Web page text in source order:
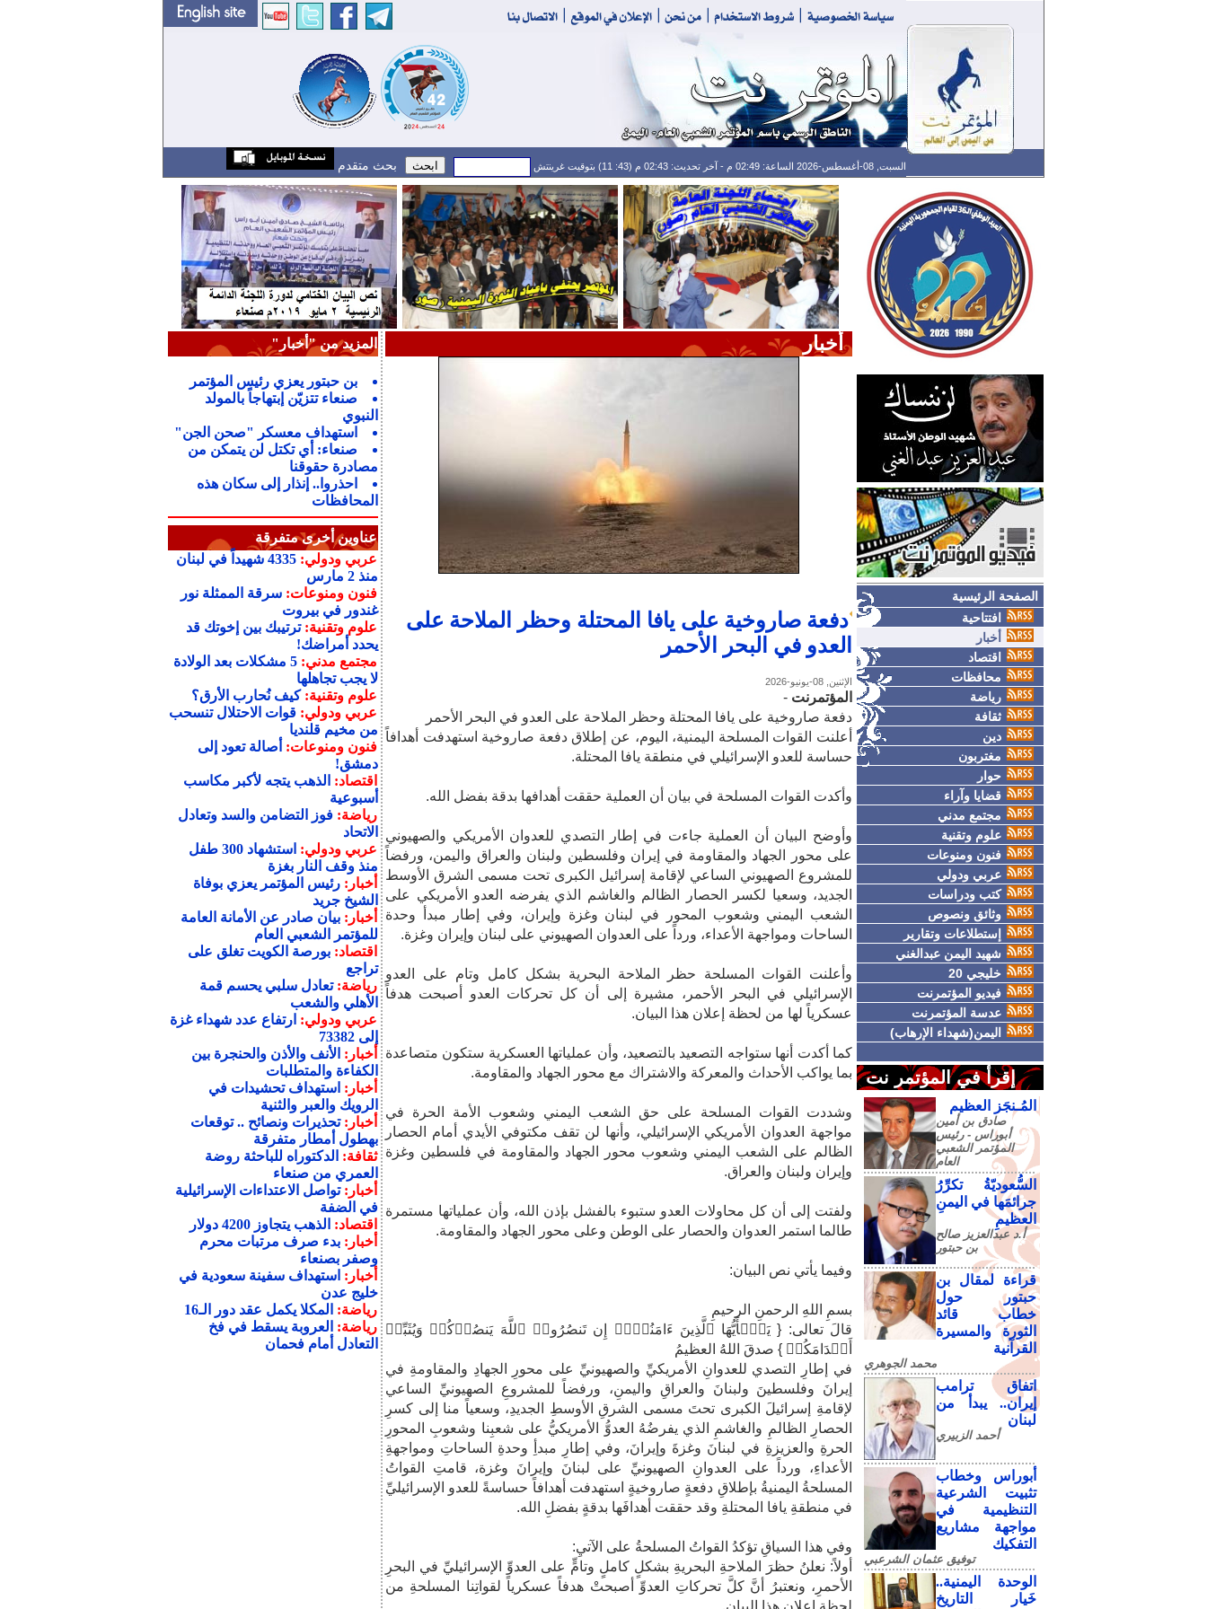
السبت, 08-أغسطس-2026 الساعة: 02:49 م - آخر تحديث: 02:43 م (43: 11) بتوقيت غرينتش بحث متقدم
الصفحة الرئيسية
افتتاحية
أخبار
اقتصاد
محافظات
رياضة
ثقافة
دين
مغتربون
حوار
قضايا وآراء
مجتمع مدني
علوم وتقنية
فنون ومنوعات
عربي ودولي
كتب ودراسات
وثائق ونصوص
إستطلاعات وتقارير
شهيد اليمن عبدالغني
خليجي 20
فيديو المؤتمرنت
عدسة المؤتمرنت
اليمن(شهداء الإرهاب)
إقرأ في المؤتمر نت
المُـنجَز العظيم
صادق‮ ‬بن‮ ‬أمين‮
‬أبوراس - رئيس‮
‬المؤتمر‮ ‬الشعبي‮
‬العام
السُّعوديّةُ تكرِّرُ
جرائمَها في اليمنِ
العظيمِ
أ.د عبدالعزيز صالح
بن حبتور
قراءة لمقال بن
حبتور حول
خطاب قائد
الثورة والمسيرة
القرآنية
محمد الجوهري
اتفاق ترامب
إيران.. يبدأ من
لبنان
أحمد الزبيري
أبوراس وخطاب
تثبيت الشرعية
التنظيمية في
مواجهة مشاريع
التفكيك
توفيق عثمان الشرعبي
الوحدة اليمنية..
خَيار التاريخ
أخبار
دفعة صاروخية على يافا المحتلة وحظر الملاحة على
العدو في البحر الأحمر
الإثنين, 08-يونيو-2026
المؤتمرنت -
دفعة صاروخية على يافا المحتلة وحظر الملاحة على العدو في البحر الأحمر
أعلنت القوات المسلحة اليمنية، اليوم، عن إطلاق دفعة صاروخية استهدفت أهدافاً
حساسة للعدو الإسرائيلي في منطقة يافا المحتلة.
وأكدت القوات المسلحة في بيان أن العملية حققت أهدافها بدقة بفضل الله.
وأوضح البيان أن العملية جاءت في إطار التصدي للعدوان الأمريكي والصهيوني
على محور الجهاد والمقاومة في إيران وفلسطين ولبنان والعراق واليمن، ورفضاً
للمشروع الصهيوني الساعي لإقامة إسرائيل الكبرى تحت مسمى الشرق الأوسط
الجديد، وسعيا لكسر الحصار الظالم والغاشم الذي يفرضه العدو الأمريكي على
الشعب اليمني وشعوب المحور في لبنان وغزة وإيران، وفي إطار مبدأ وحدة
الساحات ومواجهة الأعداء، ورداً على العدوان الصهيوني على لبنان وإيران وغزة.
وأعلنت القوات المسلحة حظر الملاحة البحرية بشكل كامل وتام على العدو
الإسرائيلي في البحر الأحمر، مشيرة إلى أن كل تحركات العدو أصبحت هدفاً
عسكرياً لها من لحظة إعلان هذا البيان.
كما أكدت أنها ستواجه التصعيد بالتصعيد، وأن عملياتها العسكرية ستكون متصاعدة
بما يواكب الأحداث والمعركة والاشتراك مع محور الجهاد والمقاومة.
وشددت القوات المسلحة على حق الشعب اليمني وشعوب الأمة الحرة في
مواجهة العدوان الأمريكي الإسرائيلي، وأنها لن تقف مكتوفي الأيدي أمام الحصار
الظالم على الشعب اليمني وشعوب محور الجهاد والمقاومة في فلسطين وغزة
وإيران ولبنان والعراق.
ولفتت إلى أن كل محاولات العدو ستبوء بالفشل بإذن الله، وأن عملياتها مستمرة
طالما استمر العدوان والحصار على الوطن وعلى محور الجهاد والمقاومة.
وفيما يأتي نص البيان:
بسمِ اللهِ الرحمنِ الرحيمِ
قالَ تعالى: { یَـٰۤأَیُّهَا ٱلَّذِینَ ءَامَنُوۤا۟ إِن تَنصُرُوا۟ ٱللَّهَ یَنصُرۡكُمۡ وَیُثَبِّتۡ
أَقۡدَامَكُمۡ } صدقَ اللهُ العظيمُ
في إطارِ التصدي للعدوانِ الأمريكيِّ والصهيونيِّ على محورِ الجهادِ والمقاومةِ في
إيرانَ وفلسطينَ ولبنانَ والعراقِ واليمنِ، ورفضاً للمشروعِ الصهيونيِّ الساعي
لإقامةِ إسرائيلَ الكبرى تحتَ مسمى الشرقِ الأوسطِ الجديدِ، وسعياً منا إلى كسرِ
الحصارِ الظالمِ والغاشمِ الذي يفرضُهُ العدوُّ الأمريكيُّ على شعبِنا وشعوبِ المحورِ
الحرةِ والعزيزةِ في لبنانَ وغزةَ وإيرانَ، وفي إطارِ مبدأِ وحدةِ الساحاتِ ومواجهةِ
الأعداءِ، ورداً على العدوانِ الصهيونيِّ على لبنانَ وإيرانَ وغزة، قامتِ القواتُ
المسلحةُ اليمنيةُ بإطلاقِ دفعةٍ صاروخيةٍ استهدفت أهدافاً حساسةً للعدو الإسرائيليِّ
في منطقةِ يافا المحتلةِ وقد حققت أهدافَها بدقةٍ بفضلِ الله.
وفي هذا السياقِ تؤكدُ القواتُ المسلحةُ على الآتيِ:
أولاً: نعلنُ حظرَ الملاحةِ البحريةِ بشكلٍ كاملٍ وتامٍّ على العدوِّ الإسرائيليِّ في البحرِ
الأحمرِ، ونعتبرُ أنَّ كلَّ تحركاتِ العدوِّ أصبحتْ هدفاً عسكرياً لقواتِنا المسلحةِ من
لحظةِ إعلانِ هذا البيانِ.
المزيد من "أخبار"
بن حبتور يعزي رئيس المؤتمر
صنعاء تتزيّن إبتهاجاً بالمولد
النبوي
استهداف معسكر "صحن الجن"
صنعاء: أي تكتل لن يتمكن من
مصادرة حقوقنا
احذروا.. إنذار إلى سكان هذه
المحافظات
عناوين أخرى متفرقة
عربي ودولي:
4335 شهيداً في لبنان
منذ 2 مارس
فنون ومنوعات:سرقة الممثلة نور
غندور في بيروت
علوم وتقنية:ترتيبك بين إخوتك قد
يحدد أمراضك!
مجتمع مدني:
5 مشكلات بعد الولادة
لا يجب تجاهلها
علوم وتقنية:كيف نُحارب الأرق؟
عربي ودولي:قوات الاحتلال تنسحب
من مخيم قلنديا
فنون ومنوعات: أصالة تعود إلى
دمشق!
اقتصاد: الذهب يتجه لأكبر مكاسب
أسبوعية
رياضة:فوز التضامن والسد وتعادل
الاتحاد
عربي ودولي:
استشهاد 300 طفل
منذ وقف النار بغزة
أخبار:رئيس المؤتمر يعزي بوفاة
الشيخ جريد
أخبار:بيان صادر عن الأمانة العامة
للمؤتمر الشعبي العام
اقتصاد:بورصة الكويت تغلق على
تراجع
رياضة:تعادل سلبي يحسم قمة
الأهلي والشعب
عربي ودولي: ارتفاع عدد شهداء غزة
إلى 73382
أخبار: الأنف والأذن والحنجرة بين
الكفاءة والمتطلبات
أخبار: استهداف تحشيدات في
الرويك والعبر والثنية
أخبار:تحذيرات ونصائح .. توقعات
بهطول أمطار متفرقة
ثقافة: الدكتوراه للباحثة روضة
العمري من صنعاء
أخبار:تواصل الاعتداءات الإسرائيلية
في الضفة
اقتصاد: الذهب يتجاوز 4200 دولار
أخبار:بدء صرف مرتبات محرم
وصفر بصنعاء
أخبار: استهداف سفينة سعودية في
خليج عدن
رياضة: المكلا يكمل عقد دور الـ16
رياضة: العروبة يسقط في فخ
التعادل أمام فحمان